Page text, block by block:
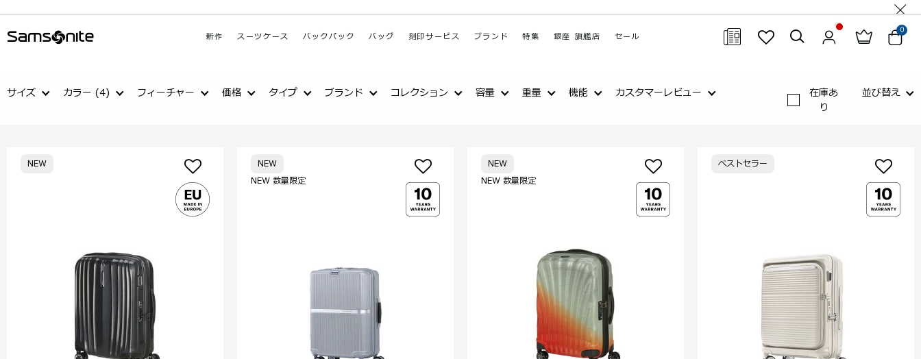
新作 スーツケース バックパック バッグ 刻印サービス ブランド 特集 銀座 旗艦店 セール
0
閉じる
サイズ カラー (4) フィーチャー 価格 タイプ ブランド コレクション 容量 重量 機能 カスタマーレビュー
在庫あ
り
並び替え
NEW
NEW 数量限定
NEW
NEW 数量限定
NEW ベストセラー